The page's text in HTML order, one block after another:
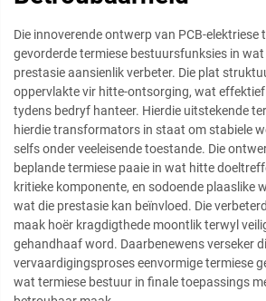
Die innoverende ontwerp van PCB-
gevorderde termiese bestuursfunksies in
prestasie aansienlik verbeter. Die plat
oppervlakte vir hitte-ontsorging, wat
tydens bedryf hanteer. Hierdie uitstekende
hierdie transformators in staat om stabiele
selfs onder veeleisende toestande. Die
beplande termiese paaie in wat hitte
kritieke komponente, en sodoende plaaslike
wat die prestasie kan beïnvloed. Die
maak hoër kragdigthede moontlik terwyl
gehandhaaf word. Daarbenewens verseker
vervaardigingsproses eenvormige termiese
wat termiese bestuur in finale toepassings